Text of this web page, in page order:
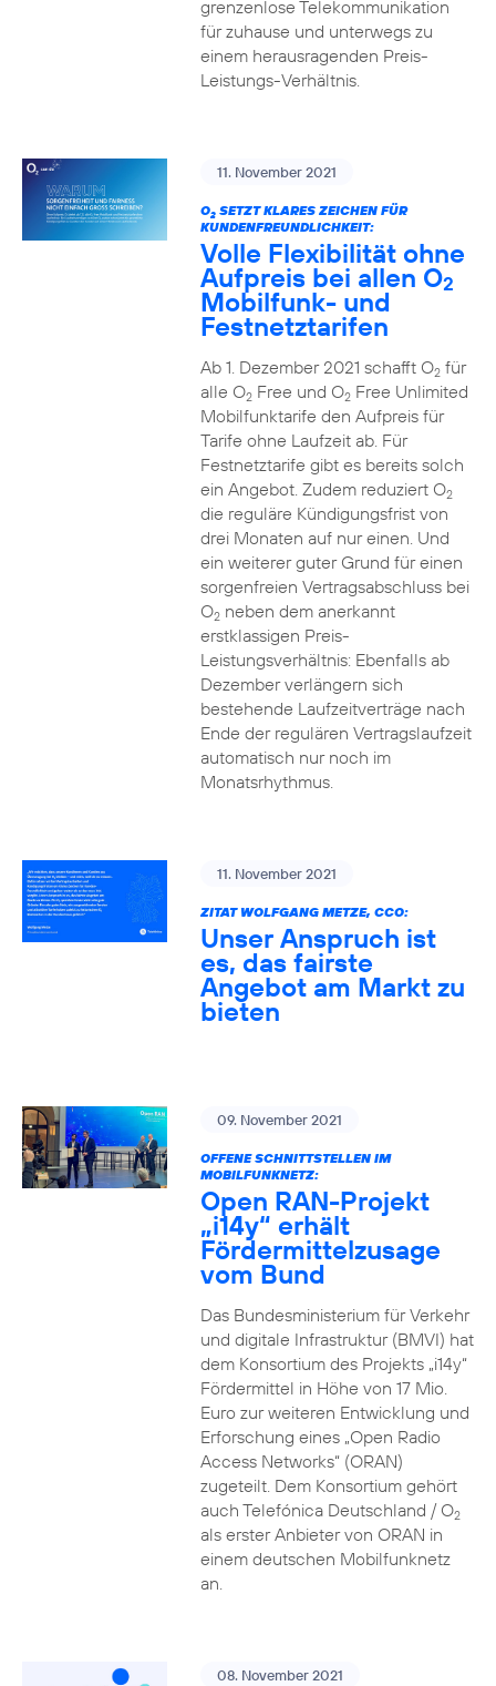
grenzenlose Telekommunikation
für zuhause und unterwegs zu
einem herausragenden Preis-
Leistungs-Verhältnis.
11. November 2021
O2SETZT KLARES ZEICHEN FÜR
KUNDENFREUNDLICHKEIT:
Volle Flexibilität ohne
Aufpreis bei allen O2
Mobilfunk- und
Festnetztarifen
Ab 1. Dezember 2021 schafft O2für
alle O2Free und O2Free Unlimited
Mobilfunktarife den Aufpreis für
Tarife ohne Laufzeit ab. Für
Festnetztarife gibt es bereits solch
ein Angebot. Zudem reduziert O2
die reguläre Kündigungsfrist von
drei Monaten auf nur einen. Und
ein weiterer guter Grund für einen
sorgenfreien Vertragsabschluss bei
O2neben dem anerkannt
erstklassigen Preis-
Leistungsverhältnis: Ebenfalls ab
Dezember verlängern sich
bestehende Laufzeitverträge nach
Ende der regulären Vertragslaufzeit
automatisch nur noch im
Monatsrhythmus.
11. November 2021
ZITAT WOLFGANG METZE, CCO:
Unser Anspruch ist
es, das fairste
Angebot am Markt zu
bieten
09. November 2021
OFFENE SCHNITTSTELLEN IM
MOBILFUNKNETZ:
Open RAN-Projekt
„i14y“ erhält
Fördermittelzusage
vom Bund
Das Bundesministerium für Verkehr
und digitale Infrastruktur (BMVI) hat
dem Konsortium des Projekts „i14y“
Fördermittel in Höhe von 17 Mio.
Euro zur weiteren Entwicklung und
Erforschung eines „Open Radio
Access Networks“ (ORAN)
zugeteilt. Dem Konsortium gehört
auch Telefónica Deutschland / O2
als erster Anbieter von ORAN in
einem deutschen Mobilfunknetz
an.
08. November 2021